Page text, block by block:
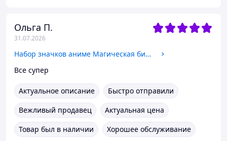
Ольга П.
31.07.2026
Набор значков аниме Магическая битва / Jujutsu Kaisen
Все супер
Актуальное описание
Быстро отправили
Вежливый продавец
Актуальная цена
Товар был в наличии
Хорошее обслуживание